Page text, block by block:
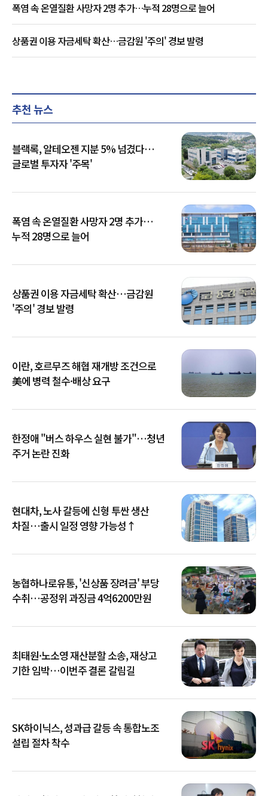
폭염 속 온열질환 사망자 2명 추가…누적 28명으로 늘어
상품권 이용 자금세탁 확산…금감원 '주의' 경보 발령
추천 뉴스
블랙록, 알테오젠 지분 5% 넘겼다…
글로벌 투자자 '주목'
폭염 속 온열질환 사망자 2명 추가…
누적 28명으로 늘어
상품권 이용 자금세탁 확산…금감원
'주의' 경보 발령
이란, 호르무즈 해협 재개방 조건으로
美에 병력 철수·배상 요구
한정애 "버스 하우스 실현 불가"…청년
주거 논란 진화
현대차, 노사 갈등에 신형 투싼 생산
차질…출시 일정 영향 가능성↑
농협하나로유통, '신상품 장려금' 부당
수취…공정위 과징금 4억6200만원
최태원·노소영 재산분할 소송, 재상고
기한 임박…이번주 결론 갈림길
SK하이닉스, 성과급 갈등 속 통합노조
설립 절차 착수